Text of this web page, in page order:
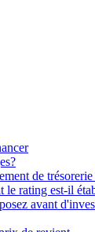
de
le rating est-il
avant